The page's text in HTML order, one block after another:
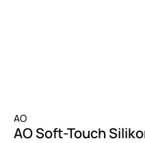
AO
AO Soft-Touch